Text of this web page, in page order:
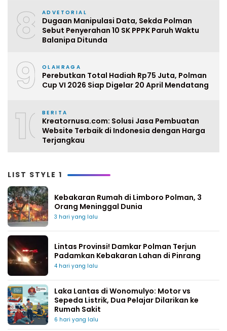
8 ADVETORIAL
Dugaan Manipulasi Data, Sekda Polman
Sebut Penyerahan 10 SK PPPK Paruh Waktu
Balanipa Ditunda
9 OLAHRAGA
Perebutkan Total Hadiah Rp75 Juta, Polman
Cup VI 2026 Siap Digelar 20 April Mendatang
10BERITA
Kreatornusa.com: Solusi Jasa Pembuatan
Website Terbaik di Indonesia dengan Harga
Terjangkau
LIST STYLE 1
Kebakaran Rumah di Limboro Polman, 3
Orang Meninggal Dunia
3 hari yang lalu
Lintas Provinsi! Damkar Polman Terjun
Padamkan Kebakaran Lahan di Pinrang
4 hari yang lalu
Laka Lantas di Wonomulyo: Motor vs
Sepeda Listrik, Dua Pelajar Dilarikan ke
Rumah Sakit
6 hari yang lalu